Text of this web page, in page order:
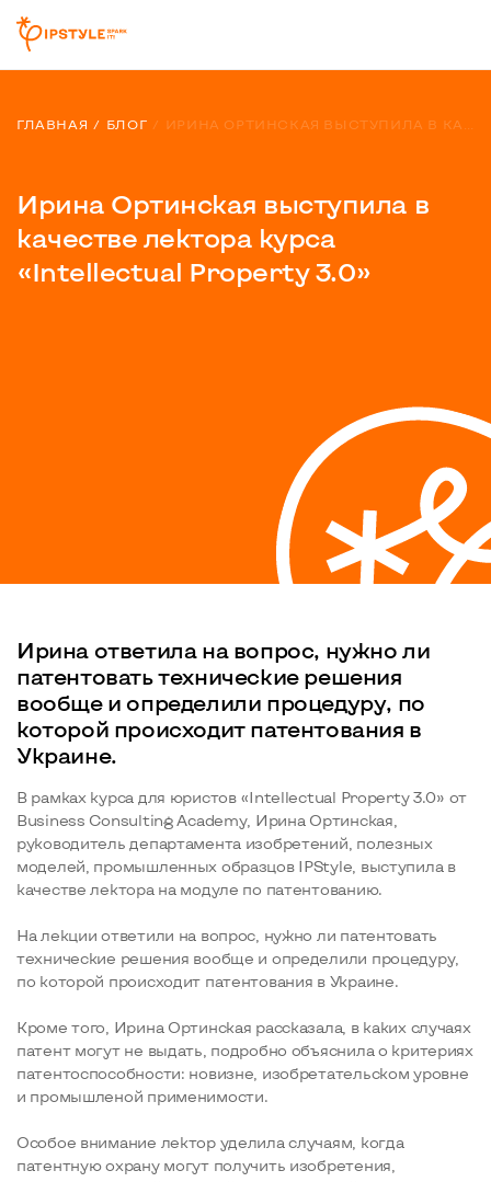
ГЛАВНАЯ БЛОГ
Ирина Ортинская выступила в
качестве лектора курса
«Intellectual Property 3.0»
Ирина ответила на вопрос, нужно ли
патентовать технические решения
вообще и определили процедуру, по
которой происходит патентования в
Украине.
В рамках курса для юристов «Intellectual Property 3.0» от
Business Consulting Academy, Ирина Ортинская,
руководитель департамента изобретений, полезных
моделей, промышленных образцов IPStyle, выступила в
качестве лектора на модуле по патентованию.
На лекции ответили на вопрос, нужно ли патентовать
технические решения вообще и определили процедуру,
по которой происходит патентования в Украине.
Кроме того, Ирина Ортинская рассказала, в каких случаях
патент могут не выдать, подробно объяснила о критериях
патентоспособности: новизне, изобретательском уровне
и промышленой применимости.
Особое внимание лектор уделила случаям, когда
патентную охрану могут получить изобретения,